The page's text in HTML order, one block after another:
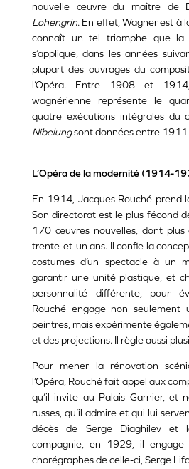
nouvelle œuvre du maître de
Lohengrin. En effet, Wagner est à
connaît un tel triomphe que la
s’applique, dans les années
plupart des ouvrages du
l’Opéra. Entre 1908 et
wagnérienne représente le
quatre exécutions intégrales du
Nibelungsont données entre
L’Opéra de la modernité (1914-
En 1914, Jacques Rouché prend
Son directorat est le plus fécond
170 œuvres nouvelles, dont
trente-et-un ans. Il confie la
costumes d’un spectacle à un
garantir une unité plastique, et
personnalité différente, pour
Rouché engage non
peintres, mais expérimente
et des projections. Il règle aussi
Pour mener la rénovation
l’Opéra, Rouché fait appel aux
qu’il invite au Palais Garnier, et
russes, qu’il admire et qui lui
décès de Serge Diaghilev et
compagnie, en 1929, il engage
chorégraphes de celle-ci, Serge